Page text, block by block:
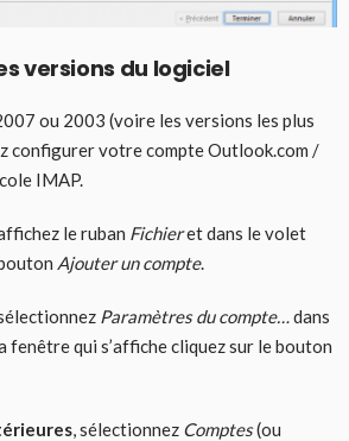
versions du logiciel
ou 2003 (voire les versions les plus
configurer votre compte Outlook.com /
IMAP.
le ruban Fichieret dans le volet
Ajouter un compte.
Paramètres du compte…dans
fenêtre qui s’affiche cliquez sur le bouton
, sélectionnez Comptes(ou